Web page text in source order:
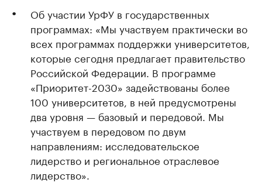
Об участии УрФУ в государственных
программах: «Мы участвуем практически во
всех программах поддержки университетов,
которые сегодня предлагает правительство
Российской Федерации. В программе
«Приоритет-2030» задействованы более
100 университетов, в ней предусмотрены
два уровня — базовый и передовой. Мы
участвуем в передовом по двум
направлениям: исследовательское
лидерство и региональное отраслевое
лидерство».